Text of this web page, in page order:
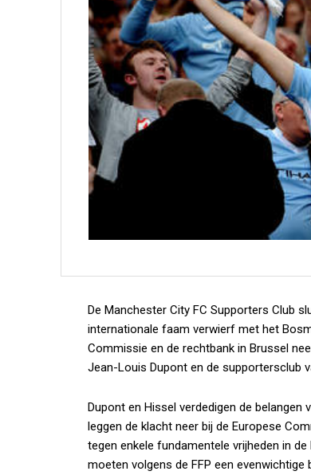
De Manchester City FC Supporters Club
internationale faam verwierf met het
Commissie en de rechtbank in Brussel
Jean-Louis Dupont en de supportersclub
Dupont en Hissel verdedigen de belangen
leggen de klacht neer bij de Europese
tegen enkele fundamentele vrijheden in
moeten volgens de FFP een evenwichtige